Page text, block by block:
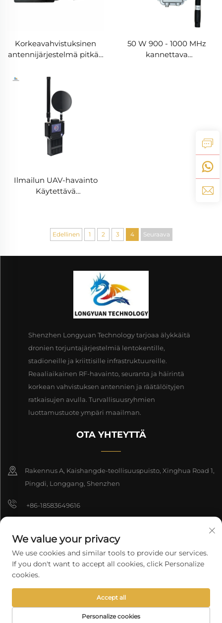
Korkeavahvistuksinen
antennijärjestelmä pitkän
suuntatarkkoihin
RF-radiosammutin
Tehokas taajuussuoja
UAV-signalointi
50 W 900 - 1000 MHz
kannettava
Ilmailun UAV-havainto
Käytettävä
pitkän kantaman
Edellinen 1 2 3 4 Seuraava
Shenzhen Longyuan Technology tarjoaa älykkäitä
dronien torjuntajärjestelmiä lentokentille,
stadioneille ja kriittisille infrastruktuureille.
Reaaliaikainen RF-havainto, seuranta ja häirintä
korkean vahvistuksen antennien ja räätälöityjen
ratkaisujen avulla. Turvallisuusryhmien
luottamustuote ympäri maailman.
OTA YHTEYTTÄ
Rakennus A, Kaishangde-teollisuuspuisto, Xinghua Road 1,
Pingdi, Longgang, Shenzhen
+86-18583649616
8618165761396
Tekijänoikeus © 2026 Shenzhen Longyuan Technology Co., Ltd.
Kaikki oikeudet pidätetään.
We value your privacy
We use cookies and similar tools to provide our services.
If you don't want to accept all cookies, click Personalize
cookies.
Personalize cookies
Accept all